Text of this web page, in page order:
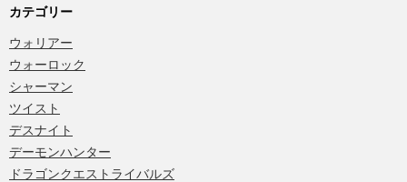
カテゴリー
ウォリアー
ウォーロック
シャーマン
ツイスト
デスナイト
デーモンハンター
ドラゴンクエストライバルズ